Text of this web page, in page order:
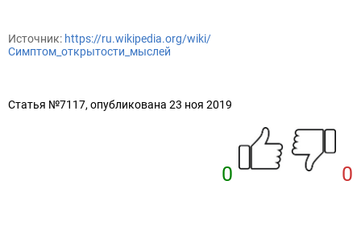
Источник: https://ru.wikipedia.org/wiki/
Симптом_открытости_мыслей
Статья №7117, опубликована 23 ноя 2019
0 0